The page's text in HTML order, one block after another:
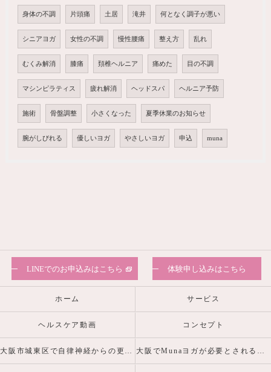
身体の不調 片頭痛 土居 滝井 何となく調子が悪い
シニアヨガ 女性の不調 慢性腰痛 整え方 乱れ
むくみ解消 膝痛 頚椎ヘルニア 痛めた 目の不調
マシンピラティス 疲れ解消 ヘッドスパ ヘルニア予防
施術 骨盤調整 小さくなった 夏季休業のお知らせ
腕がしびれる 優しいヨガ やさしいヨガ 申込 muna
LINEでのお申込みはこちら 体験申し込みはこちら
ホーム サービス
ヘルスケア動画 コンセプト
大阪市城東区で自律神経からの更年期・産前産後の心身の不調を整えるヨガピラティスなら 大阪でMunaヨガが必要とされる理由